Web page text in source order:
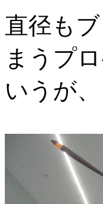
直径も
まうプ
いうが